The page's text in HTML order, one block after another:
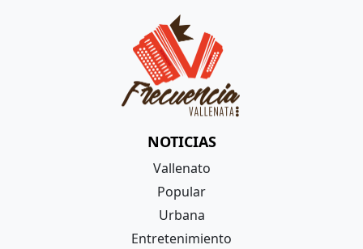
NOTICIAS
Vallenato
Popular
Urbana
Entretenimiento